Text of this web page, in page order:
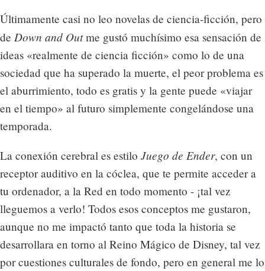
Últimamente casi no leo novelas de ciencia-ficción, pero
de Down and Outme gustó muchísimo esa sensación de
ideas «realmente de ciencia ficción» como lo de una
sociedad que ha superado la muerte, el peor problema es
el aburrimiento, todo es gratis y la gente puede «viajar
en el tiempo» al futuro simplemente congelándose una
temporada.
La conexión cerebral es estilo Juego de Ender, con un
receptor auditivo en la cóclea, que te permite acceder a
tu ordenador, a la Red en todo momento - ¡tal vez
lleguemos a verlo! Todos esos conceptos me gustaron,
aunque no me impactó tanto que toda la historia se
desarrollara en torno al Reino Mágico de Disney, tal vez
por cuestiones culturales de fondo, pero en general me lo